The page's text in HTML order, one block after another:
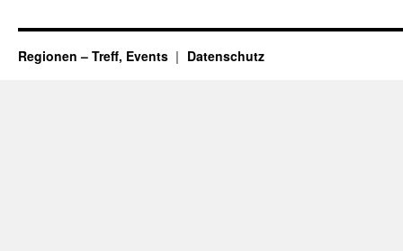
Regionen – Treff, Events Datenschutz